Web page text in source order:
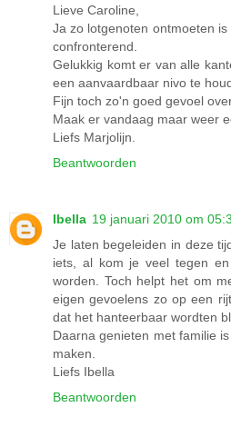
Lieve Caroline,
Ja zo lotgenoten ontmoeten
confronterend.
Gelukkig komt er van alle
een aanvaardbaar nivo te
Fijn toch zo'n goed gevoel
Maak er vandaag maar weer
Liefs Marjolijn.
Beantwoorden
Ibella 19 januari 2010 om
Je laten begeleiden in deze
iets, al kom je veel tegen
worden. Toch helpt het om
eigen gevoelens zo op een
dat het hanteerbaar wordten
Daarna genieten met familie
maken.
Liefs Ibella
Beantwoorden